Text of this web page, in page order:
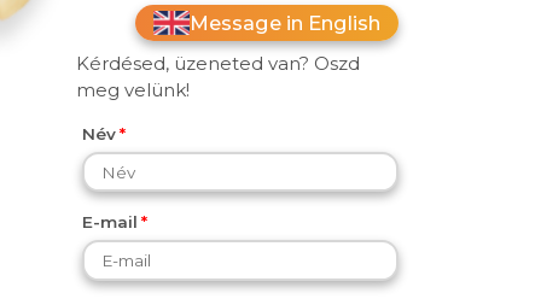
Message in English
Kérdésed, üzeneted van? Oszd
meg velünk!
Név
E-mail